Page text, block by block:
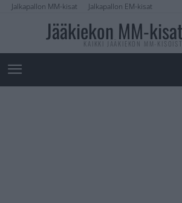
Jalkapallon MM-kisat Jalkapallon EM-kisat
Jääkiekon MM-
KAIKKI JÄÄKIEKON MM-